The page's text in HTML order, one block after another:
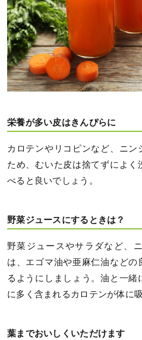
栄養が多い皮はきんぴらに
カロテンやリコピンなど、ニ
ため、むいた皮は捨てずによ
べると良いでしょう。
野菜ジュースにするときは？
野菜ジュースやサラダなど、
は、エゴマ油や亜麻仁油など
るようにしましょう。油と一
に多く含まれるカロテンが体に
葉までおいしくいただけます